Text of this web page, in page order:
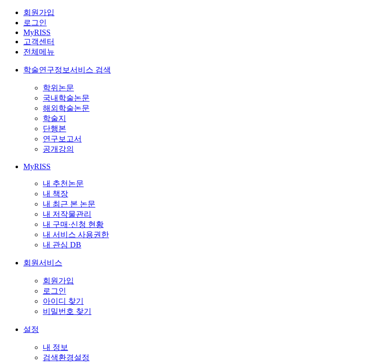
회원가입
로그인
MyRISS
고객센터
전체메뉴
학술연구정보서비스 검색
학위논문
국내학술논문
해외학술논문
학술지
단행본
연구보고서
공개강의
MyRISS
내 추천논문
내 책장
내 최근 본 논문
내 저작물관리
내 구매·신청 현황
내 서비스 사용권한
내 관심 DB
회원서비스
회원가입
로그인
아이디 찾기
비밀번호 찾기
설정
내 정보
검색환경설정